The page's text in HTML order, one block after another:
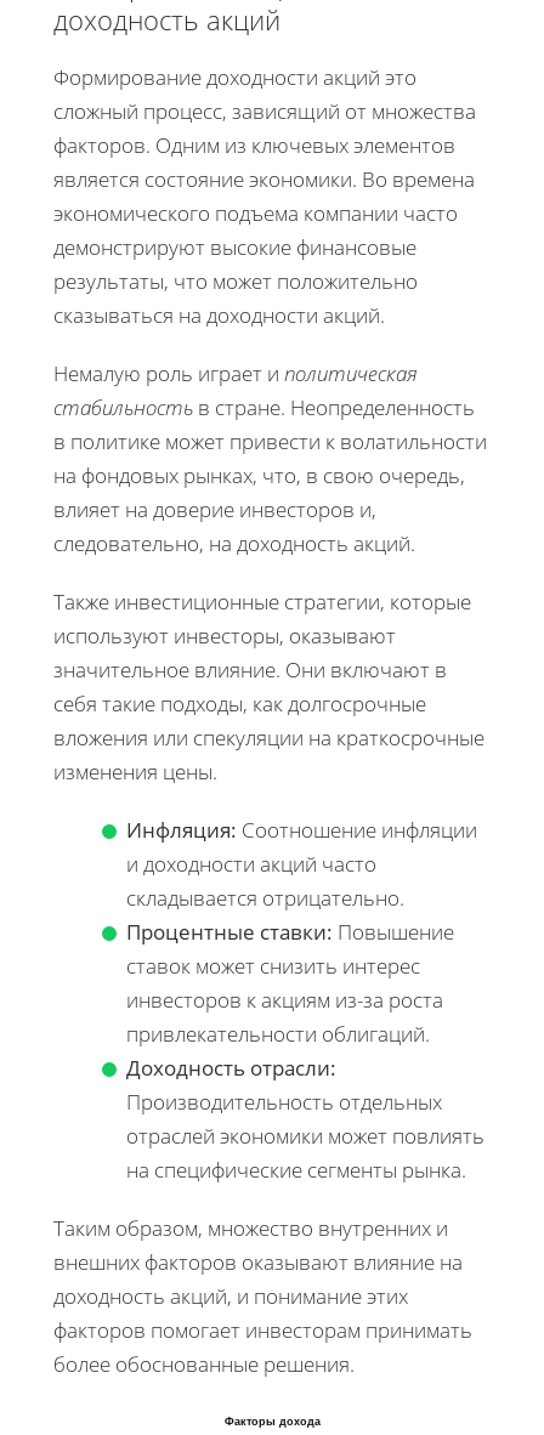
доходность акций
Формирование доходности акций это
сложный процесс, зависящий от множества
факторов. Одним из ключевых элементов
является состояние экономики. Во времена
экономического подъема компании часто
демонстрируют высокие финансовые
результаты, что может положительно
сказываться на доходности акций.
Немалую роль играет и политическая
стабильность в стране. Неопределенность
в политике может привести к волатильности
на фондовых рынках, что, в свою очередь,
влияет на доверие инвесторов и,
следовательно, на доходность акций.
Также инвестиционные стратегии, которые
используют инвесторы, оказывают
значительное влияние. Они включают в
себя такие подходы, как долгосрочные
вложения или спекуляции на краткосрочные
изменения цены.
Инфляция: Соотношение инфляции
и доходности акций часто
складывается отрицательно.
Процентные ставки: Повышение
ставок может снизить интерес
инвесторов к акциям из-за роста
привлекательности облигаций.
Доходность отрасли:
Производительность отдельных
отраслей экономики может повлиять
на специфические сегменты рынка.
Таким образом, множество внутренних и
внешних факторов оказывают влияние на
доходность акций, и понимание этих
факторов помогает инвесторам принимать
более обоснованные решения.
Факторы дохода